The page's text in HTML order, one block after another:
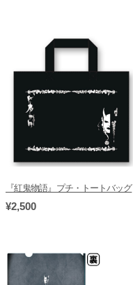
『紅鬼物語』プチ・トートバッグ
¥2,500